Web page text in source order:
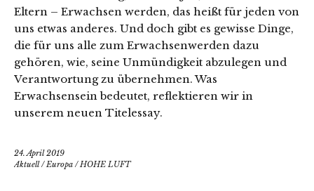
Eltern – Erwachsen werden, das heißt für jeden von
uns etwas anderes. Und doch gibt es gewisse Dinge,
die für uns alle zum Erwachsenwerden dazu
gehören, wie, seine Unmündigkeit abzulegen und
Verantwortung zu übernehmen. Was
Erwachsensein bedeutet, reflektieren wir in
unserem neuen Titelessay.
24. April 2019
Aktuell/Europa /HOHE LUFT